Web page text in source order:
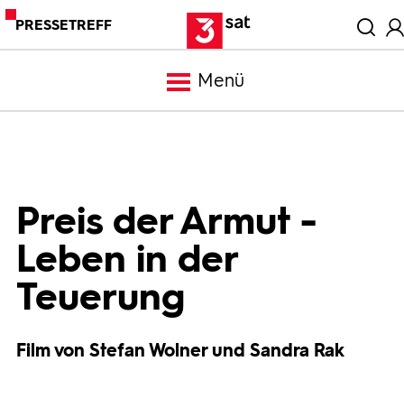
PRESSETREFF
Menü
Mediathek
Trailer
Preis der Armut -
Leben in der
Teuerung
Film von Stefan Wolner und Sandra Rak